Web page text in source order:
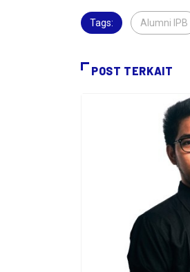
Tags: Alumni IPB
POST TERKAIT